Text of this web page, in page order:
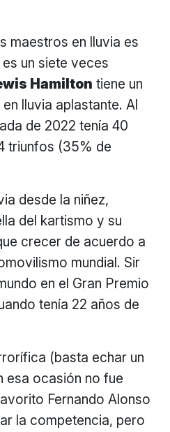
maestros en lluvia es
un siete veces
Hamilton tiene un
lluvia aplastante. Al
de 2022 tenía 40
triunfos (35% de
desde la niñez,
del kartismo y su
crecer de acuerdo a
mundial. Sir
en el Gran Premio
tenía 22 años de
(basta echar un
esa ocasión no fue
Fernando Alonso
la competencia, pero